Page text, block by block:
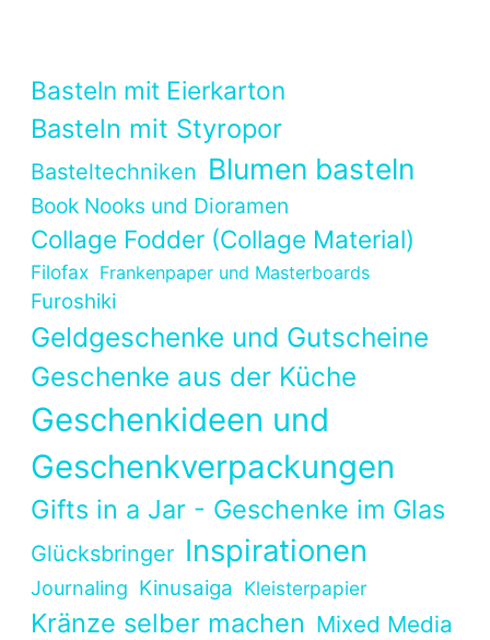
Basteln mit Eierkarton
Basteln mit Styropor
Basteltechniken Blumen basteln
Book Nooks und Dioramen
Collage Fodder (Collage Material)
Filofax Frankenpaper und Masterboards
Furoshiki
Geldgeschenke und Gutscheine
Geschenke aus der Küche
Geschenkideen und
Geschenkverpackungen
Gifts in a Jar - Geschenke im Glas
Glücksbringer Inspirationen
Journaling Kinusaiga Kleisterpapier
Kränze selber machen Mixed Media